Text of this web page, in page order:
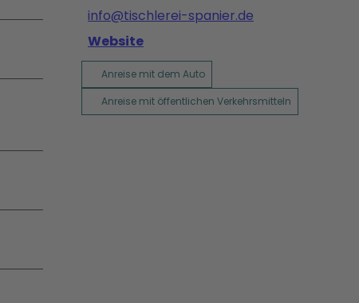
info@tischlerei-spanier.de
Website
Anreise mit dem Auto
Anreise mit öffentlichen Verkehrsmitteln